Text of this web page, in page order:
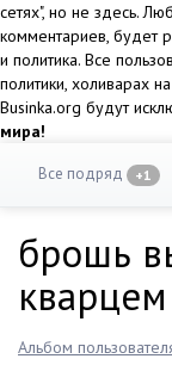
сетях", но не здесь.
комментариев, будет
и политика. Все
политики, холиварах
Businka.org будут
мира!
Все подряд +1
брошь
кварцем
Альбом